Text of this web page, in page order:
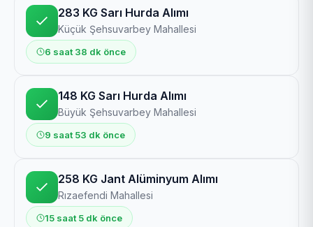
283 KG Sarı Hurda Alımı
Küçük Şehsuvarbey Mahallesi
6 saat 38 dk önce
148 KG Sarı Hurda Alımı
Büyük Şehsuvarbey Mahallesi
9 saat 53 dk önce
258 KG Jant Alüminyum Alımı
Rızaefendi Mahallesi
15 saat 5 dk önce